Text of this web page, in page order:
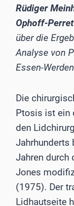
Rüdiger
Ophoff-
über die
Analyse von
Essen-
Die
Ptosis ist ein
den
Jahrhunderts
Jahren durch
Jones
(1975). Der
Lidhautseite